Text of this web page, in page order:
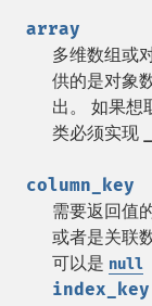
array
多维数组或
供的是对象
出。 如果想
类必须实现
column_key
需要返回值
或者是关联
可以是 null
index_key